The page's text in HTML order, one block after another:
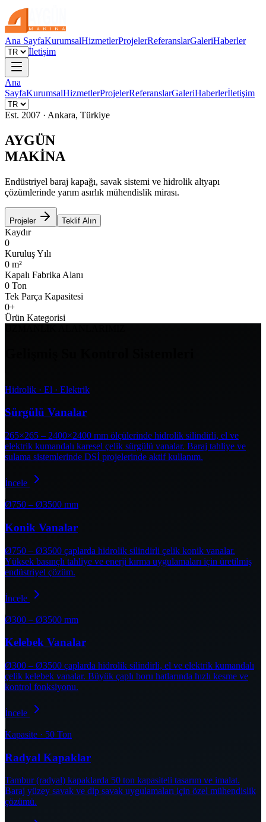
Ana SayfaKurumsalHizmetlerProjelerReferanslarGaleriHaberler
İletişim
Ana
SayfaKurumsalHizmetlerProjelerReferanslarGaleriHaberlerİletişim
Est. 2007 · Ankara, Türkiye
AYGÜN
MAKİNA
Endüstriyel baraj kapağı, savak sistemi ve hidrolik altyapı
çözümlerinde yarım asırlık mühendislik mirası.
Projeler Teklif Alın
Kaydır
0
Kuruluş Yılı
0 m²
Kapalı Fabrika Alanı
0 Ton
Tek Parça Kapasitesi
0+
Ürün Kategorisi
Hidrolik · El · Elektrik
Sürgülü Vanalar
265×265 – 2400×2400 mm ölçülerinde hidrolik silindirli, el ve
elektrik kumandalı karesel çelik sürgülü vanalar. Baraj tahliye ve
sulama sistemlerinde DSİ projelerinde aktif kullanım.
İncele
Ø750 – Ø3500 mm
Konik Vanalar
Ø750 – Ø3500 çaplarda hidrolik silindirli çelik konik vanalar.
Yüksek basınçlı tahliye ve enerji kırma uygulamaları için üretilmiş
endüstriyel çözüm.
İncele
Ø300 – Ø3500 mm
Kelebek Vanalar
Ø300 – Ø3500 çaplarda hidrolik silindirli, el ve elektrik kumandalı
çelik kelebek vanalar. Büyük çaplı boru hatlarında hızlı kesme ve
kontrol fonksiyonu.
İncele
Kapasite · 50 Ton
Radyal Kapaklar
Tambur (radyal) kapaklarda 50 ton kapasiteli tasarım ve imalat.
Baraj yüzey savak ve dip savak uygulamaları için özel mühendislik
çözümü.